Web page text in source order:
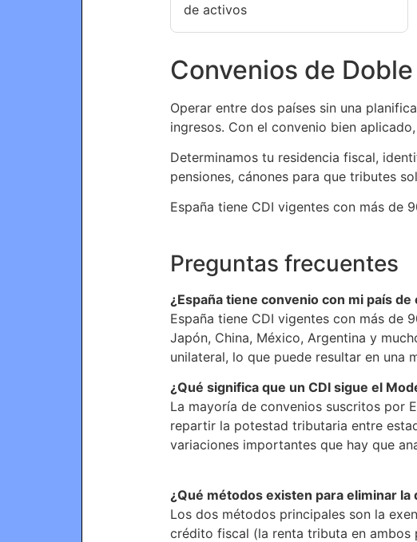
de activos
Convenios de
Operar entre dos países sin una
ingresos. Con el convenio bien
Determinamos tu residencia fiscal,
pensiones, cánones para que tributes
España tiene CDI vigentes con más de
Preguntas frecuentes
¿España tiene convenio con mi país de
España tiene CDI vigentes con más de
Japón, China, México, Argentina y
unilateral, lo que puede resultar en una
¿Qué significa que un CDI sigue el
La mayoría de convenios suscritos por
repartir la potestad tributaria entre
variaciones importantes que hay que
¿Qué métodos existen para eliminar la
Los dos métodos principales son la
crédito fiscal (la renta tributa en ambos